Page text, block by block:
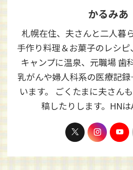
かるみあ
札幌在住、夫さんと二人暮
手作り料理＆お菓子のレシ
キャンプに温泉、元職場 歯
乳がんや婦人科系の医療記
います。 ごくたまに夫さん
稿したりします。HNは